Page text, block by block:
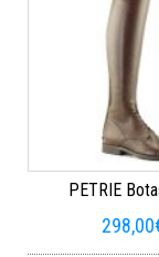
PETRIE
298,00